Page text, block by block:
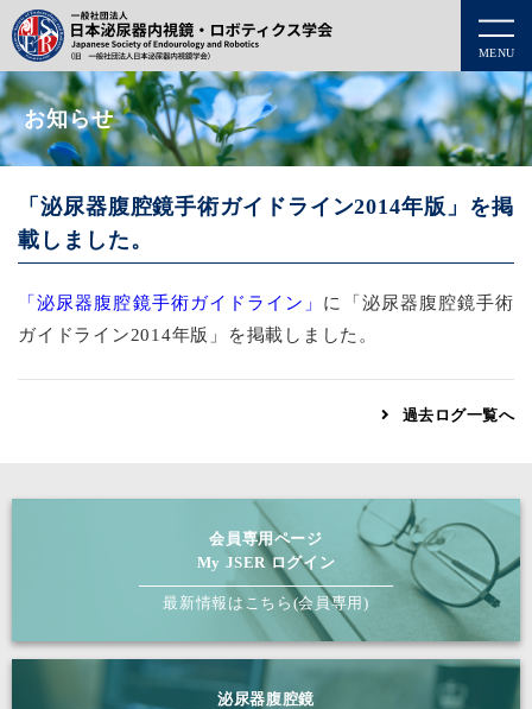
MENU
お知らせ
「泌尿器腹腔鏡手術ガイドライン2014年版」を掲
載しました。
「泌尿器腹腔鏡手術ガイドライン」 に「泌尿器腹腔鏡手術
ガイドライン2014年版」を掲載しました。
過去ログ一覧へ
会員専用ページ
My JSER ログイン
最新情報はこちら(会員専用)
泌尿器腹腔鏡